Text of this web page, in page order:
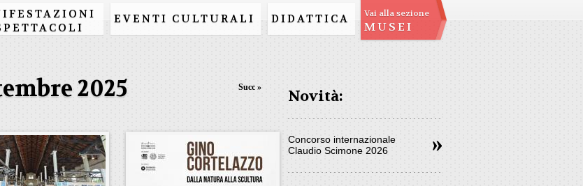
EVENTI CULTURALI DIDATTICA Vai alla sezione
MUSEI
2025 Succ »
Novità:
Concorso internazionale
Claudio Scimone 2026